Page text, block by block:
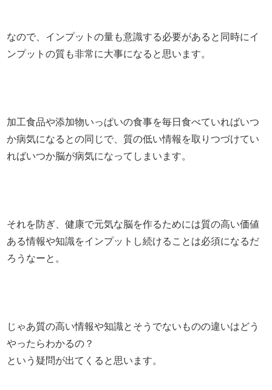
なので、インプットの量も意識する必要があると同時にイ
ンプットの質も非常に大事になると思います。
加工食品や添加物いっぱいの食事を毎日食べていればいつ
か病気になるとの同じで、質の低い情報を取りつづけてい
ればいつか脳が病気になってしまいます。
それを防ぎ、健康で元気な脳を作るためには質の高い価値
ある情報や知識をインプットし続けることは必須になるだ
ろうなーと。
じゃあ質の高い情報や知識とそうでないものの違いはどう
やったらわかるの？
という疑問が出てくると思います。